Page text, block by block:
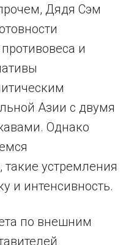
Дядя Сэм
и
Азии с двумя
Однако
устремления
и интенсивность.
по внешним